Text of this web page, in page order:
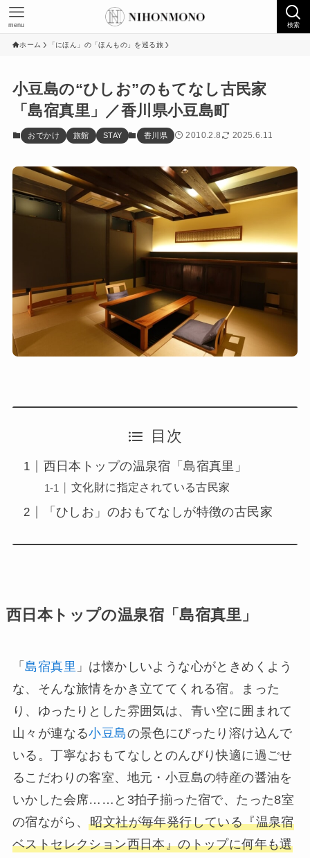
検索
menu
ホーム 「にほん」の「ほんもの」を巡る旅
小豆島の“ひしお”のもてなし古民家
「島宿真里」／香川県小豆島町
おでかけ 旅館 STAY 香川県 2010.2.8 2025.6.11
目次
西日本トップの温泉宿「島宿真里」
文化財に指定されている古民家
「ひしお」のおもてなしが特徴の古民家
西日本トップの温泉宿「島宿真里」
「島宿真里 」は懐かしいような心がときめくよう
な、そんな旅情をかき立ててくれる宿。まった
り、ゆったりとした雰囲気は、青い空に囲まれて
山々が連なる小豆島の景色にぴったり溶け込んで
いる。丁寧なおもてなしとのんびり快適に過ごせ
るこだわりの客室、地元・小豆島の特産の醤油を
いかした会席……と3拍子揃った宿で、たった8室
の宿ながら、昭文社が毎年発行している『温泉宿
ベストセレクション西日本』のトップに何年も選